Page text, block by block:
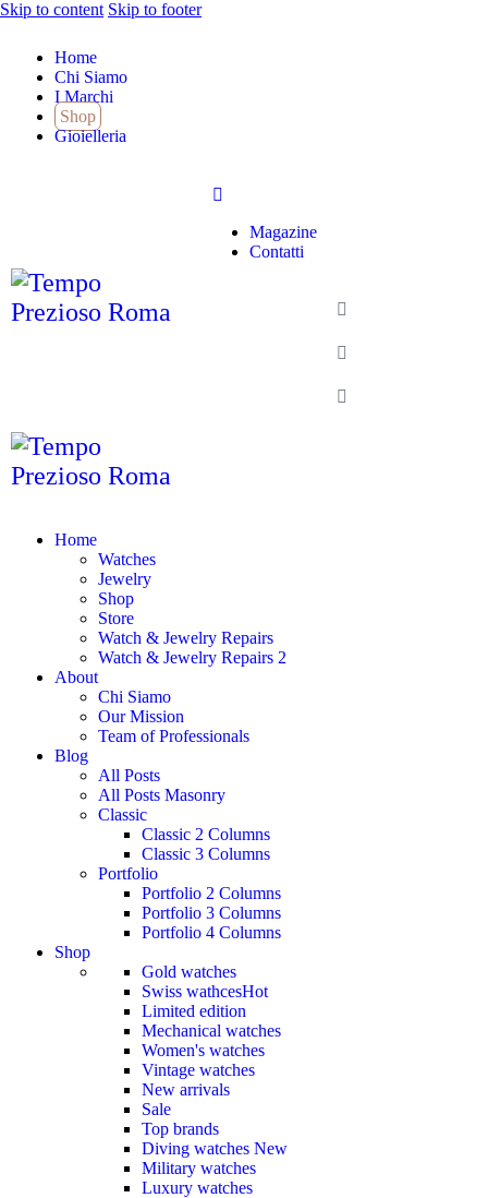
Skip to content Skip to footer
Home
Chi Siamo
I Marchi
Shop
Gioielleria
Magazine
Contatti
Home
Watches
Jewelry
Shop
Store
Watch & Jewelry Repairs
Watch & Jewelry Repairs 2
About
Chi Siamo
Our Mission
Team of Professionals
Blog
All Posts
All Posts Masonry
Classic
Classic 2 Columns
Classic 3 Columns
Portfolio
Portfolio 2 Columns
Portfolio 3 Columns
Portfolio 4 Columns
Shop
Gold watches
Swiss wathcesHot
Limited edition
Mechanical watches
Women's watches
Vintage watches
New arrivals
Sale
Top brands
Diving watches New
Military watches
Luxury watches